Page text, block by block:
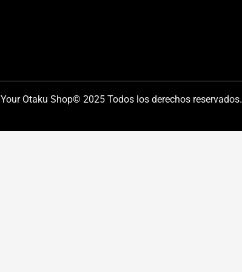
Your Otaku Shop© 2025 Todos los derechos reservados.